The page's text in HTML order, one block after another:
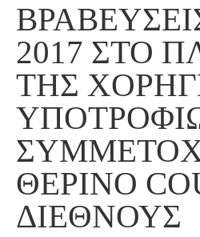
2017 ΣΤΟ
ΤΗΣ
ΘΕΡΙΝΌ
ΔΙΕΘΝΟΎΣ